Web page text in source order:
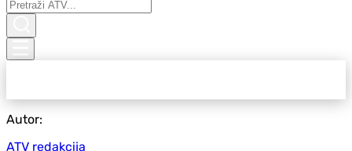
Autor:
ATV redakcija